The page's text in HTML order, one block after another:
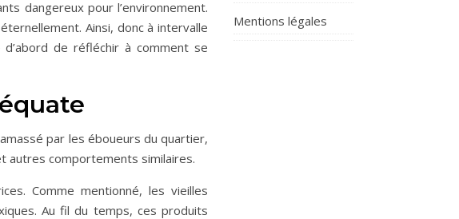
dangereux pour l’environnement.
Ainsi, donc à intervalle
de réfléchir à comment se
par les éboueurs du quartier,
autres comportements similaires.
Comme mentionné, les vieilles
Au fil du temps, ces produits
Mentions légales